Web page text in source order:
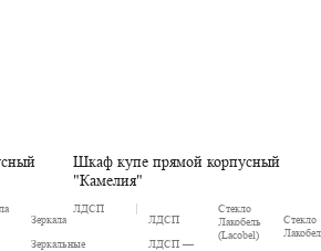
Зеркала
Зеркальные
Шкаф купе прямой корпусный
"Камелия"
ЛДСП
ЛДСП
ЛДСП —
Стекло
Лакобель
(Lacobel)
Стекло